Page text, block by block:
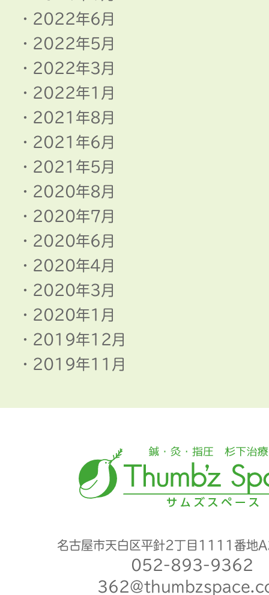
2022年6月
2022年5月
2022年3月
2022年1月
2021年8月
2021年6月
2021年5月
2020年8月
2020年7月
2020年6月
2020年4月
2020年3月
2020年1月
2019年12月
2019年11月
名古屋市天白区平針2丁目1111番地
052-893-9362